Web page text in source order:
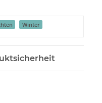
Winter